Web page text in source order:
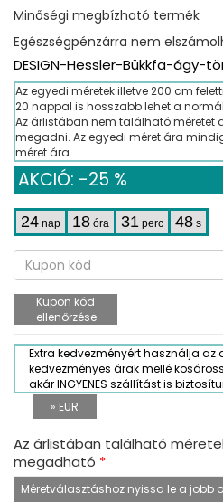
Minőségi megbízható termék
Egészségpénzárra nem
DESIGN-Hessler-Bükkfa-ágy-
Az egyedi méretek illetve 200 cm
20 nappal is hosszabb lehet a
Az árlistában nem található méretet
megadni. Az egyedi méret ára
méret ára.
AKCIÓ: -25 %
24 nap 18 óra 31 perc 47 s
Kupon kód
ellenőrzése
Extra kedvezményért használja az
kedvezményes árak mellé
akár INGYENES szállítást is
» EUR
Az árlistában található
megadható *